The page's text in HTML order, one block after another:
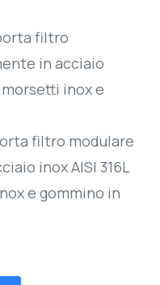
filtro
in acciaio
morsetti inox e
filtro modulare
inox AISI 316L
e gommino in